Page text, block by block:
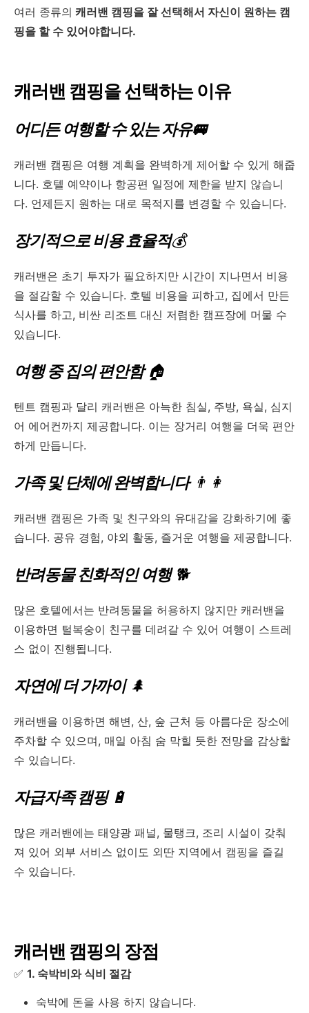
여러 종류의 캐러밴 캠핑을 잘 선택해서 자신이 원하는 캠
핑을 할 수 있어야합니다.
캐러밴 캠핑을 선택하는 이유
어디든 여행할 수 있는 자유🚐
캐러밴 캠핑은 여행 계획을 완벽하게 제어할 수 있게 해줍
니다. 호텔 예약이나 항공편 일정에 제한을 받지 않습니
다. 언제든지 원하는 대로 목적지를 변경할 수 있습니다.
장기적으로 비용 효율적💰
캐러밴은 초기 투자가 필요하지만 시간이 지나면서 비용
을 절감할 수 있습니다. 호텔 비용을 피하고, 집에서 만든
식사를 하고, 비싼 리조트 대신 저렴한 캠프장에 머물 수
있습니다.
여행 중 집의 편안함🏠
텐트 캠핑과 달리 캐러밴은 아늑한 침실, 주방, 욕실, 심지
어 에어컨까지 제공합니다. 이는 장거리 여행을 더욱 편안
하게 만듭니다.
가족 및 단체에 완벽합니다👨‍👩
캐러밴 캠핑은 가족 및 친구와의 유대감을 강화하기에 좋
습니다. 공유 경험, 야외 활동, 즐거운 여행을 제공합니다.
반려동물 친화적인 여행🐕
많은 호텔에서는 반려동물을 허용하지 않지만 캐러밴을
이용하면 털복숭이 친구를 데려갈 수 있어 여행이 스트레
스 없이 진행됩니다.
자연에 더 가까이🌲
캐러밴을 이용하면 해변, 산, 숲 근처 등 아름다운 장소에
주차할 수 있으며, 매일 아침 숨 막힐 듯한 전망을 감상할
수 있습니다.
자급자족 캠핑🔋
많은 캐러밴에는 태양광 패널, 물탱크, 조리 시설이 갖춰
져 있어 외부 서비스 없이도 외딴 지역에서 캠핑을 즐길
수 있습니다.
캐러밴 캠핑의 장점
✅ 1. 숙박비와 식비 절감
숙박에 돈을 사용 하지 않습니다.